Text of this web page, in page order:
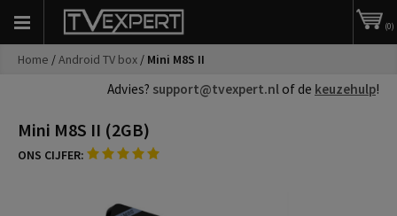
(0)
Home /Android TV box / Mini M8S II
Advies? support@tvexpert.nlof de keuzehulp!
Mini M8S II (2GB)
ONS CIJFER: